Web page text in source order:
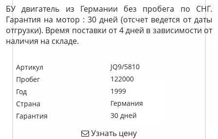
БУ двигатель из Германии без пробега по СНГ.
Гарантия на мотор : 30 дней (отсчет ведется от даты
отгрузки). Время поставки от 4 дней в зависимости от
наличия на складе.
Артикул
JQ9/5810
Пробег
122000
Год
1999
Страна
Германия
Гарантия
30 дней
Узнать цену